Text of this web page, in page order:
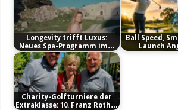
Longevity trifft Luxus:
Neues Spa-Programm im…
Ball Speed,
Launch
Charity-Golfturniere der
Extraklasse: 10. Franz Roth…